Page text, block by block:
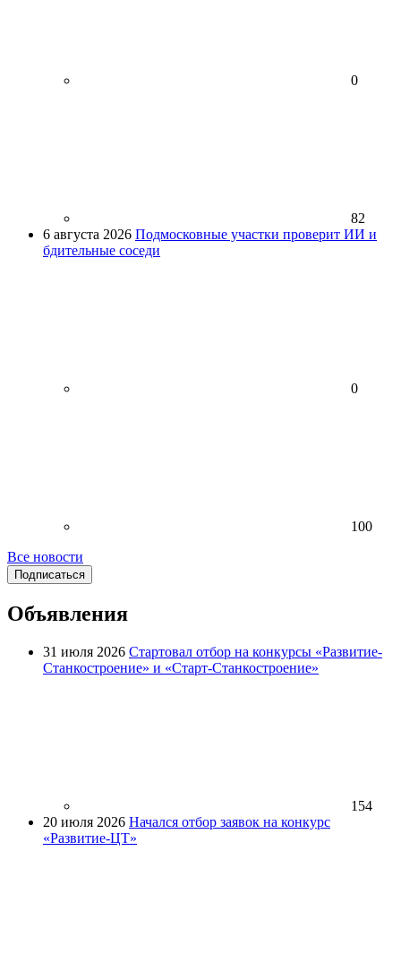
0
82
6 августа 2026 Подмосковные участки проверит ИИ и
бдительные соседи
0
100
Все новости
Подписаться
Объявления
31 июля 2026 Стартовал отбор на конкурсы «Развитие-
Станкостроение» и «Старт-Станкостроение»
154
20 июля 2026 Начался отбор заявок на конкурс
«Развитие-ЦТ»